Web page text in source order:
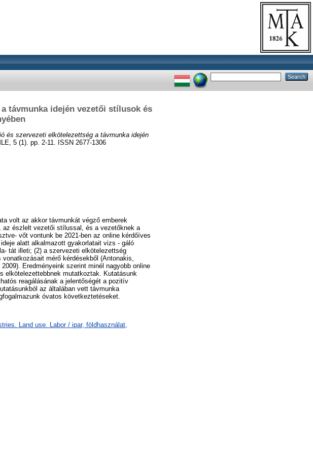
távmunka idején vezetői stílusok és
és szervezeti elkötelezettség a távmunka idején
5 (1). pp. 2-11. ISSN 2677-1306
volt az akkor távmunkát végző emberek
az észlelt vezetői stílussal, és a vezetőknek a
vőt vontunk be 2021-ben az online kérdőíves
alatt alkalmazott gyakorlatait vizs - gáló
tát illeti; (2) a szervezeti elkötelezettség
mérő kérdésekből (Antonakis,
Eredményeink szerint minél nagyobb online
elkötelezettebbnek mutatkoztak. Kutatásunk
reagálásának a jelentőségét a pozitív
az általában vett távmunka
óvatos következtetéseket.
Land use. Labor / ipar, földhasználat,